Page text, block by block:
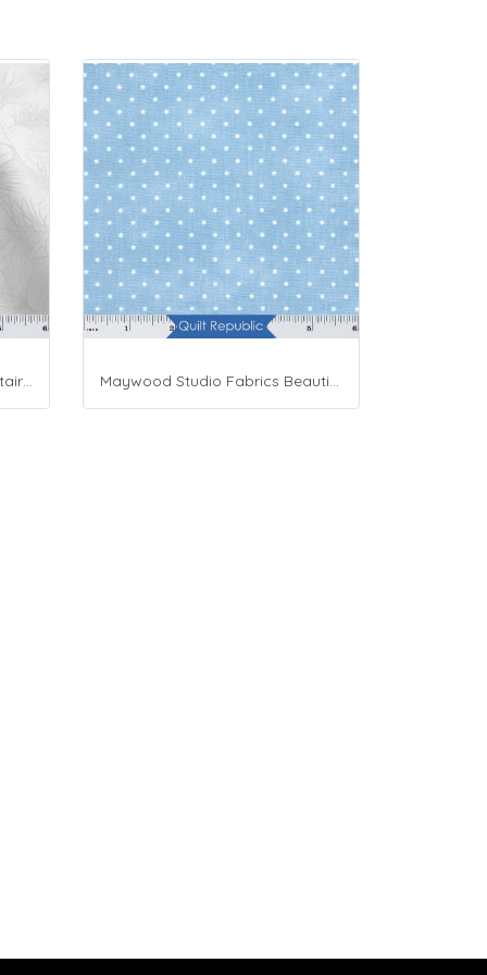
Maywood Studio Fabrics Solitaire Whites Maywood Studio Fabrics Beautiful Basics Blue